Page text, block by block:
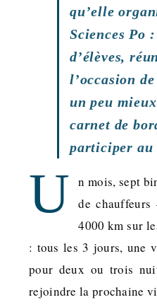
qu’elle
Sciences Po
d’élèves,
l’occasion
un peu
carnet de
participer au
U n mois, sept
de
4000 km sur
: tous les 3 jours, une
pour deux ou trois
rejoindre la prochaine